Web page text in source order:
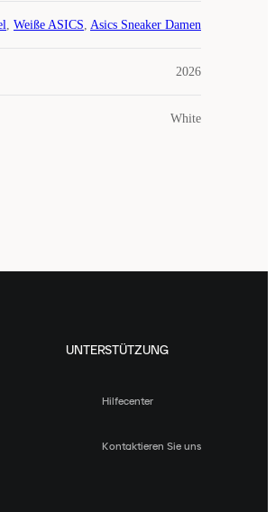
, Weiße ASICS, Asics Sneaker Damen
2026
White
UNTERSTÜTZUNG
Hilfecenter
Kontaktieren Sie uns